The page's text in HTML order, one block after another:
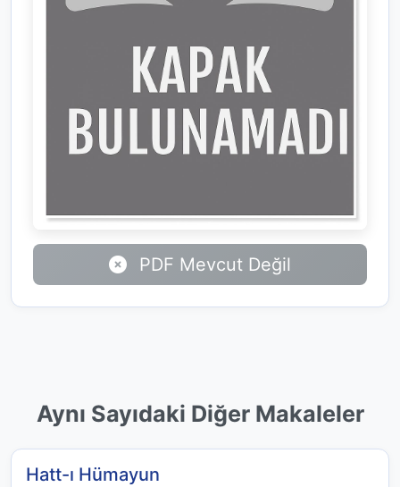
PDF Mevcut Değil
Aynı Sayıdaki Diğer Makaleler
Hatt-ı Hümayun